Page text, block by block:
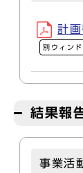
計
別ウィン
結果報
事業活